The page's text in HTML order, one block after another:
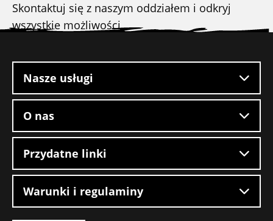
Skontaktuj się z naszym oddziałem i odkryj
wszystkie możliwości.
witryny
Nasze usługi
O nas
Przydatne linki
Warunki i regulaminy